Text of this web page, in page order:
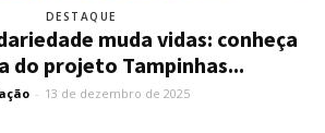
DESTAQUE
muda vidas: conheça
do projeto Tampinhas...
- 13 de dezembro de 2025